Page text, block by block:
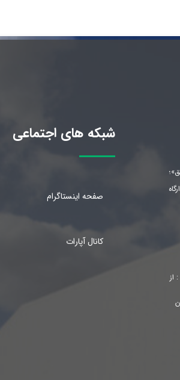
از
شبکه های اجتماعی
صفحه اینستاگرام
کانال آپارات